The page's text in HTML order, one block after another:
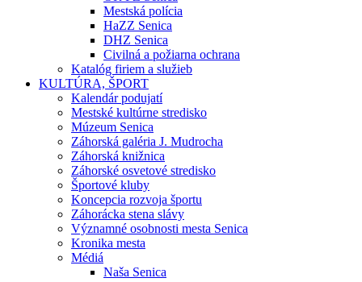
Mestská polícia
HaZZ Senica
DHZ Senica
Civilná a požiarna ochrana
Katalóg firiem a služieb
KULTÚRA, ŠPORT
Kalendár podujatí
Mestské kultúrne stredisko
Múzeum Senica
Záhorská galéria J. Mudrocha
Záhorská knižnica
Záhorské osvetové stredisko
Športové kluby
Koncepcia rozvoja športu
Záhorácka stena slávy
Významné osobnosti mesta Senica
Kronika mesta
Médiá
Naša Senica